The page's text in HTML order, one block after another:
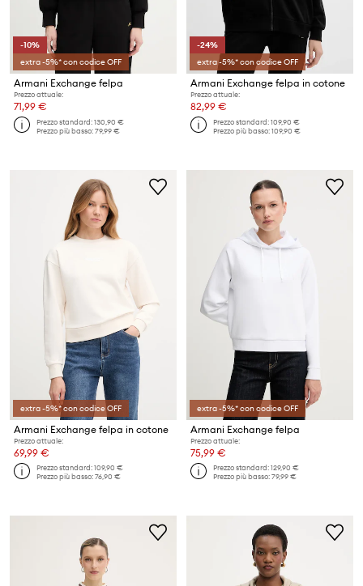
-10%
extra -5%* con codice OFF
Armani Exchange felpa
Prezzo attuale:
71,99 €
Prezzo standard:130,90 €
Prezzo più basso:79,99 €
-24%
extra -5%* con codice OFF
Armani Exchange felpa in cotone
Prezzo attuale:
82,99 €
Prezzo standard:109,90 €
Prezzo più basso:109,90 €
extra -5%* con codice OFF
Armani Exchange felpa in cotone
Prezzo attuale:
69,99 €
Prezzo standard:109,90 €
Prezzo più basso:76,90 €
extra -5%* con codice OFF
Armani Exchange felpa
Prezzo attuale:
75,99 €
Prezzo standard:129,90 €
Prezzo più basso:79,99 €